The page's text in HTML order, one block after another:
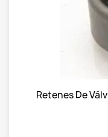
Retenes De